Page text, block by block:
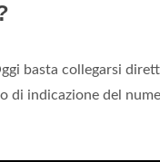
basta collegarsi
indicazione del